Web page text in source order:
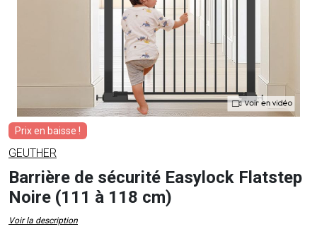
Prix en baisse !
GEUTHER
Barrière de sécurité Easylock Flatstep
Noire (111 à 118 cm)
Voir la description